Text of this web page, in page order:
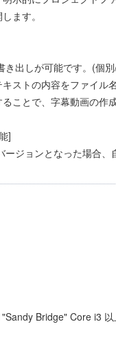
ます。
き出しが可能です。(個
ストの内容をファイル
ことで、字幕動画の作
]
ージョンとなった場合
Bridge" Core i3